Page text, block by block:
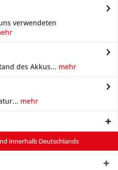
verwendeten
des Akkus... mehr
mehr
innerhalb Deutschlands